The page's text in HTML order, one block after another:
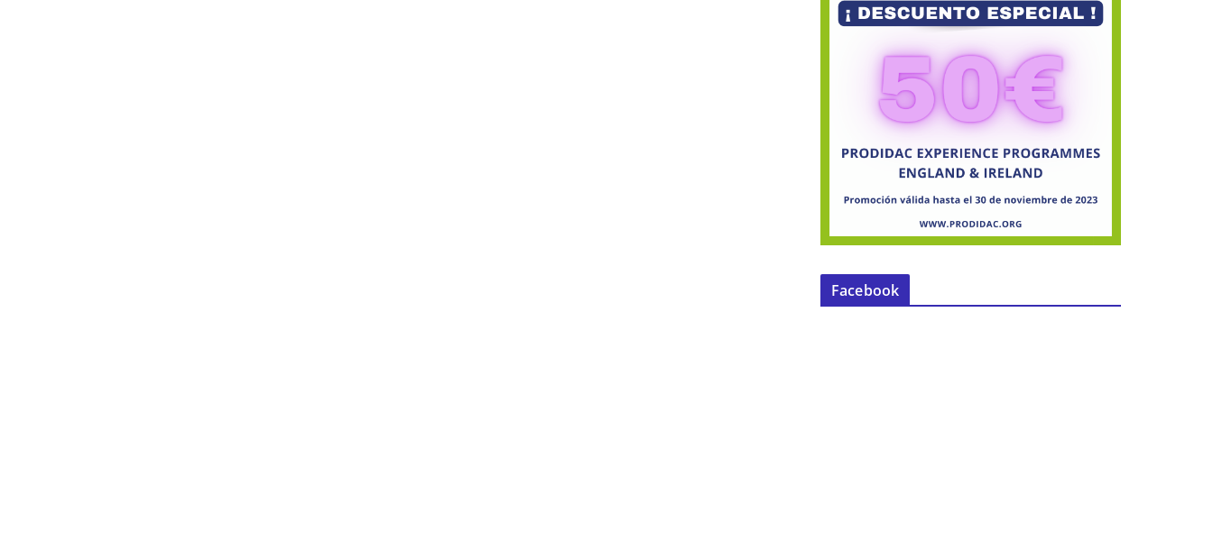
Facebook